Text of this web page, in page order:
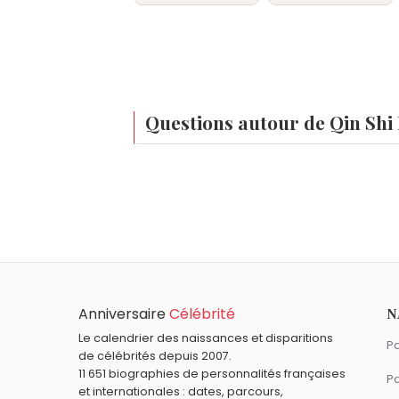
Questions autour de Qin
Stéphanie de Monaco Caroline de
AnniversaireCélébrité
Le calendrier des naissances et disparitions
de célébrités depuis 2007.
11 651 biographies de personnalités françaises
et internationales : dates, parcours,